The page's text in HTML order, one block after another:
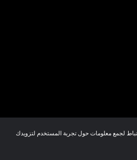
لجمع معلومات حول تجربة المستخدم لتزويدك